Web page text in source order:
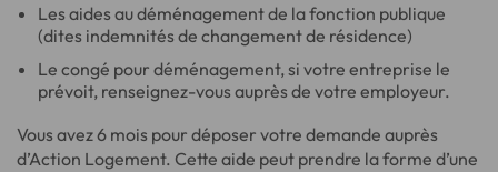
Les aides au déménagement de la fonction publique
(dites indemnités de changement de résidence)
Le congé pour déménagement, si votre entreprise le
prévoit, renseignez-vous auprès de votre employeur.
Vous avez 6 mois pour déposer votre demande auprès
d’Action Logement. Cette aide peut prendre la forme d’une